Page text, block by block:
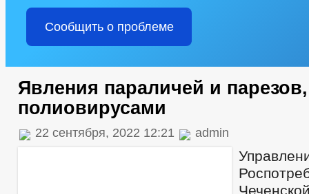
Сообщить о проблеме
Явления параличей и
полиовирусами
22 сентября, 2022 12:21 admin